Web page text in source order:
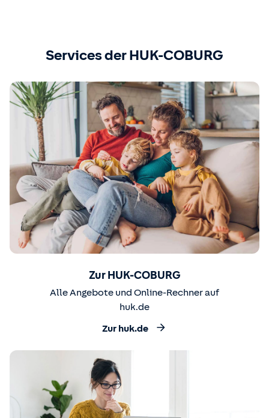
Services der HUK-COBURG
Zur HUK-COBURG
Alle Angebote und Online-Rechner auf
huk.de
Zur huk.de